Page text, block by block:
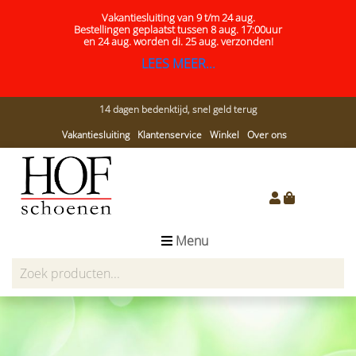
Vakantiesluiting van 9 t/m 24 aug.
Bestellingen geplaatst tussen 8 aug. 17:00uur
en 24 aug.worden di. 25 aug. verzonden!
LEES MEER...
14 dagen bedenktijd, snel geld terug
Vakantiesluiting
Klantenservice Winkel Over ons
Menu